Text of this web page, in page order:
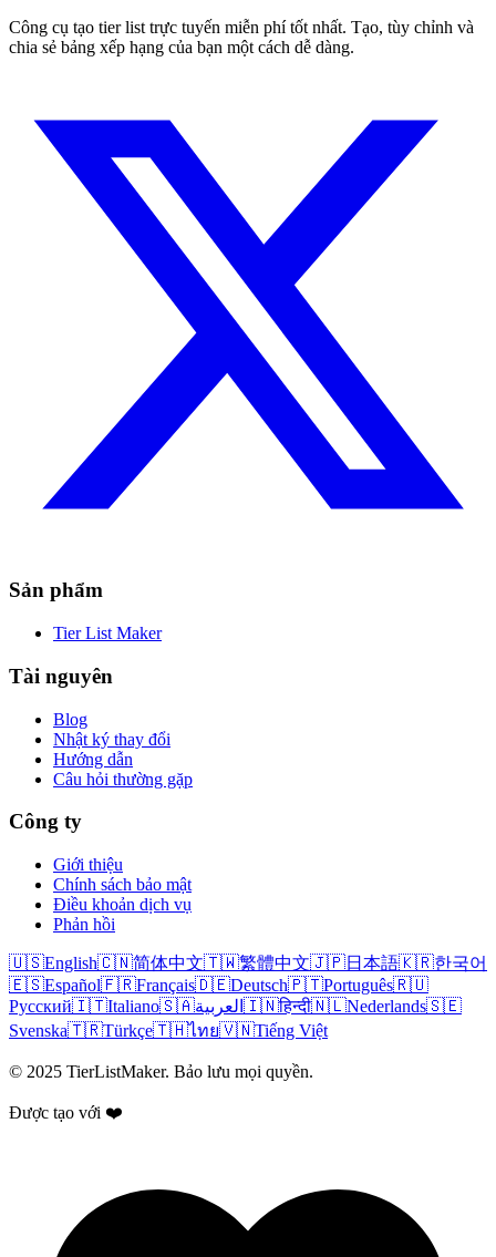
Công cụ tạo tier list trực tuyến miễn phí tốt nhất. Tạo, tùy chỉnh và
chia sẻ bảng xếp hạng của bạn một cách dễ dàng.
Sản phẩm
Tier List Maker
Tài nguyên
Blog
Nhật ký thay đổi
Hướng dẫn
Câu hỏi thường gặp
Công ty
Giới thiệu
Chính sách bảo mật
Điều khoản dịch vụ
Phản hồi
🇺🇸English🇨🇳简体中文🇹🇼繁體中文🇯🇵日本語🇰🇷한국어
🇪🇸Español🇫🇷Français🇩🇪Deutsch🇵🇹Português🇷🇺
Русский🇮🇹Italiano🇸🇦العربية 🇮🇳हिन्दी🇳🇱Nederlands🇸🇪
Svenska🇹🇷Türkçe🇹🇭ไทย🇻🇳Tiếng Việt
© 2025 TierListMaker. Bảo lưu mọi quyền.
Được tạo với ❤️